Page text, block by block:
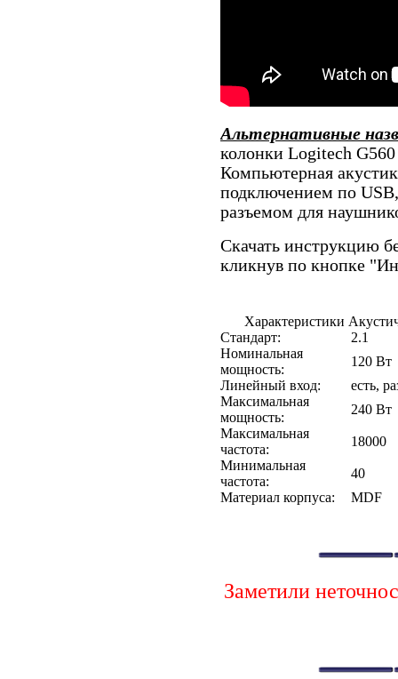
Альтернативные
колонки Logitech
Компьютерная
подключением по
разъемом для
Скачать инструкцию
кликнув по кнопке
Характеристики
Стандарт:
2.1
Номинальная
мощность:
120 Вт
Линейный вход:
есть,
Максимальная
мощность:
240 Вт
Максимальная
частота:
18000
Минимальная
частота:
40
Материал корпуса:
MDF
Заметили